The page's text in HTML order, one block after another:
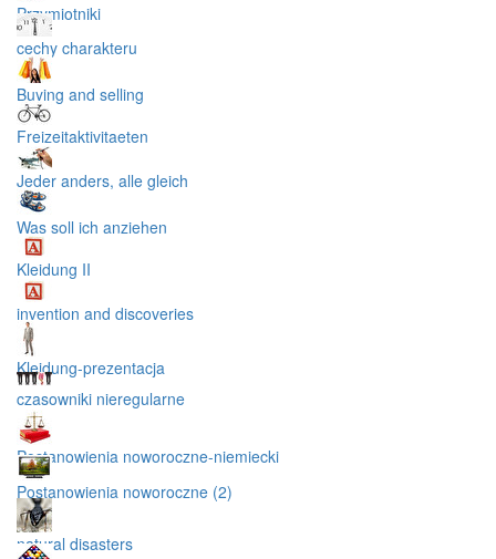
Przymiotniki
cechy charakteru
Buying and selling
Freizeitaktivitaeten
Jeder anders, alle gleich
Was soll ich anziehen
Kleidung II
invention and discoveries
Kleidung-prezentacja
czasowniki nieregularne
Postanowienia noworoczne-niemiecki
Postanowienia noworoczne (2)
natural disasters